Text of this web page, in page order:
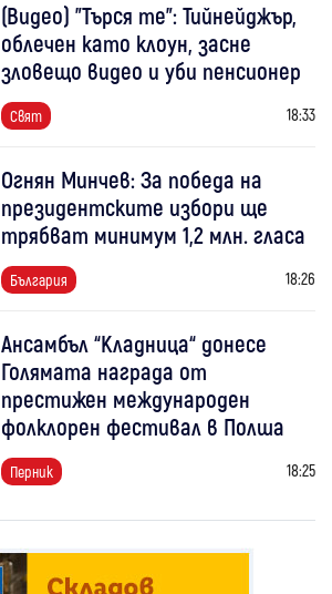
(Видео) "Търся те": Тийнейджър,
облечен като клоун, засне
зловещо видео и уби пенсионер
Свят 18:33
Огнян Минчев: За победа на
президентските избори ще
трябват минимум 1,2 млн. гласа
България 18:26
Ансамбъл “Кладница“ донесе
Голямата награда от
престижен международен
фолклорен фестивал в Полша
Перник 18:25